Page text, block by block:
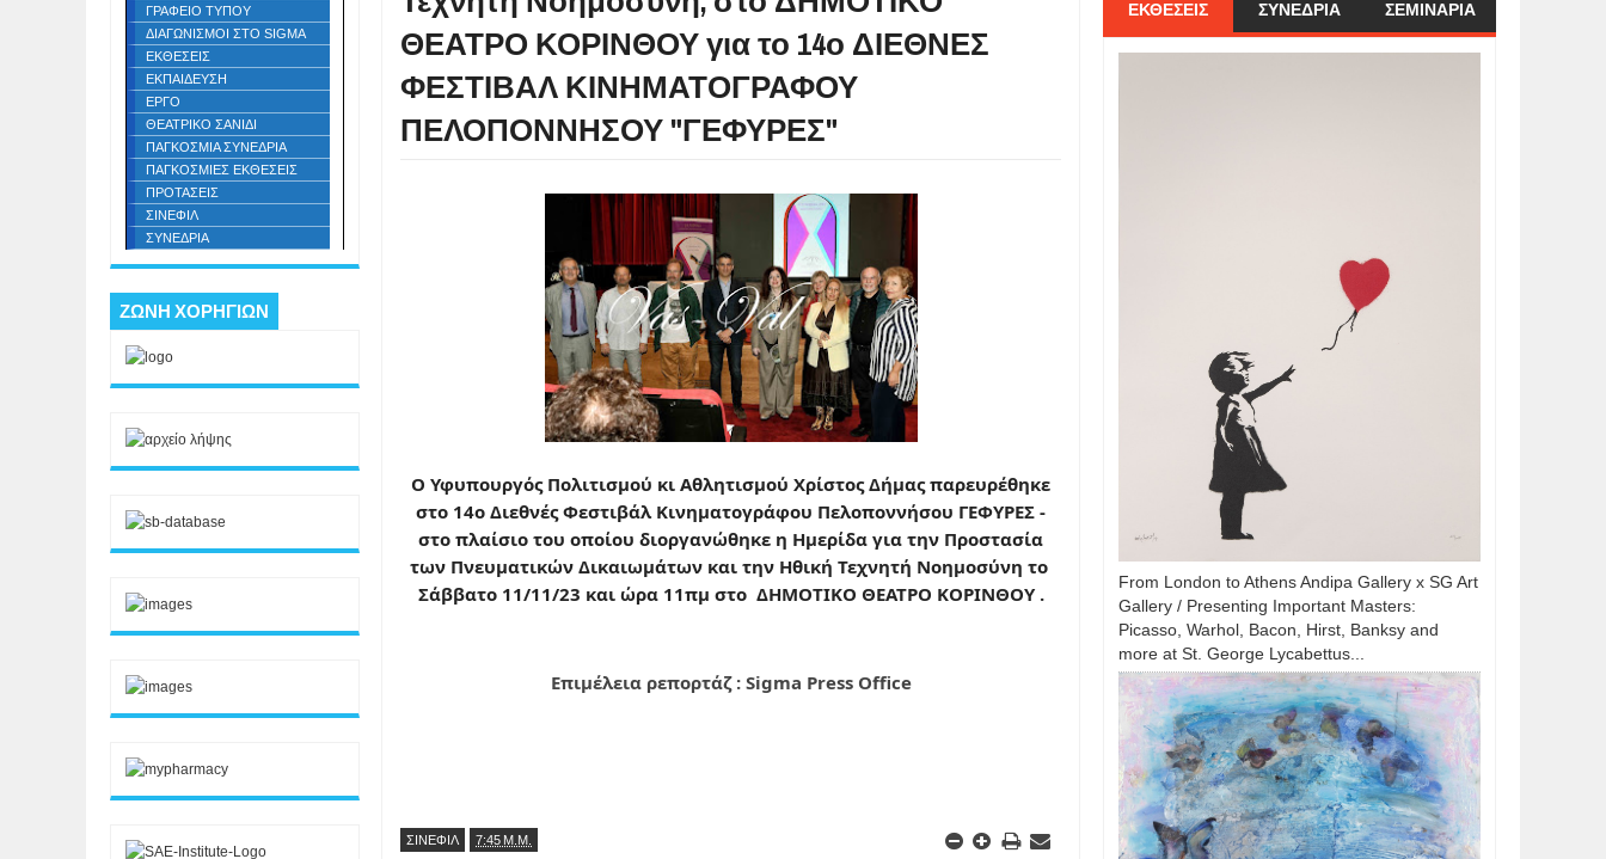
ΘΕΑΤΡΟ ΚΟΡΙΝΘΟΥ για το 14ο ΔΙΕΘΝΕΣ
ΦΕΣΤΙΒΑΛ ΚΙΝΗΜΑΤΟΓΡΑΦΟΥ
ΠΕΛΟΠΟΝΝΗΣΟΥ "ΓΕΦΥΡΕΣ"
O Υφυπουργός Πολιτισμού κι Αθλητισμού Χρίστος Δήμας παρευρέθηκε
στο 14ο Διεθνές Φεστιβάλ Κινηματογράφου Πελοποννήσου ΓΕΦΥΡΕΣ -
στο πλαίσιο του οποίου διοργανώθηκε η Ημερίδα για την Προστασία
των Πνευματικών Δικαιωμάτων και την Ηθική Τεχνητή Νοημοσύνη το
Σάββατο 11/11/23 και ώρα 11πμ στο ΔΗΜΟΤΙΚΟ ΘΕΑΤΡΟ ΚΟΡΙΝΘΟΥ .
Επιμέλεια ρεπορτάζ : Sigma Press Office
ΣΙΝΕΦΙΛ 7:45 Μ.Μ.
ΓΡΑΦΕΙΟ ΤΥΠΟΥ
ΔΙΑΓΩΝΙΣΜΟΙ ΣΤΟ SIGMA
ΕΚΘΕΣΕΙΣ
ΕΚΠΑΙΔΕΥΣΗ
ΕΡΓΟ
ΘΕΑΤΡΙΚΟ ΣΑΝΙΔΙ
ΠΑΓΚΟΣΜΙΑ ΣΥΝΕΔΡΙΑ
ΠΑΓΚΟΣΜΙΕΣ ΕΚΘΕΣΕΙΣ
ΠΡΟΤΑΣΕΙΣ
ΣΙΝΕΦΙΛ
ΣΥΝΕΔΡΙΑ
ΖΩΝΗ ΧΟΡΗΓΙΩΝ
ΕΚΘΕΣΕΙΣ ΣΥΝΕΔΡΙΑ ΣΕΜΙΝΑΡΙΑ
From London to Athens Andipa Gallery x SG Art
Gallery / Presenting Important Masters:
Picasso, Warhol, Bacon, Hirst, Banksy and
more at St. George Lycabettus...